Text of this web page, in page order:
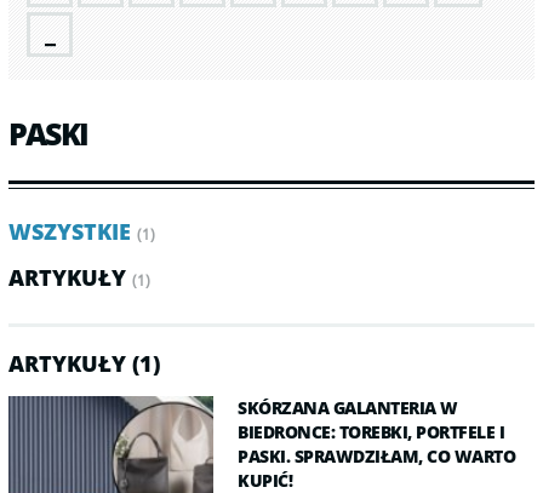
PASKI
WSZYSTKIE (1)
ARTYKUŁY (1)
ARTYKUŁY (1)
SKÓRZANA GALANTERIA W
BIEDRONCE: TOREBKI, PORTFELE I
PASKI. SPRAWDZIŁAM, CO WARTO
KUPIĆ!